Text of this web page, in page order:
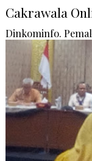
Cakrawala
Dinkominfo.